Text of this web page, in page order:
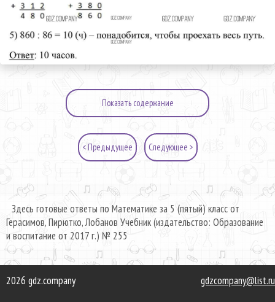
Показать содержание
< Предыдущее Следующее >
Здесь готовые ответы по Математике за 5 (пятый) класс от
Герасимов, Пирютко, Лобанов Учебник (издательство: Образование
и воспитание от 2017 г.) № 255
2026 gdz.company gdzcompany@list.ru